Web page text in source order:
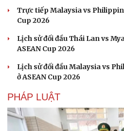
Vì cộng đồng
Trực tiếp Malaysia vs
Cup 2026
Lịch sử đối đầu Thái Lan vs
ASEAN Cup 2026
Lịch sử đối đầu Malaysia vs
ở ASEAN Cup 2026
PHÁP LUẬT